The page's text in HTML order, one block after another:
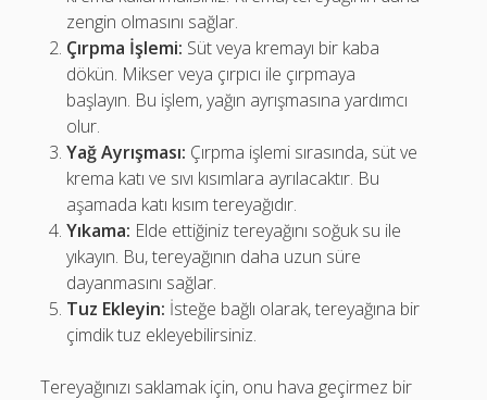
zengin olmasını sağlar.
Çırpma İşlemi: Süt veya kremayı bir kaba
dökün. Mikser veya çırpıcı ile çırpmaya
başlayın. Bu işlem, yağın ayrışmasına yardımcı
olur.
Yağ Ayrışması: Çırpma işlemi sırasında, süt ve
krema katı ve sıvı kısımlara ayrılacaktır. Bu
aşamada katı kısım tereyağıdır.
Yıkama: Elde ettiğiniz tereyağını soğuk su ile
yıkayın. Bu, tereyağının daha uzun süre
dayanmasını sağlar.
Tuz Ekleyin: İsteğe bağlı olarak, tereyağına bir
çimdik tuz ekleyebilirsiniz.
Tereyağınızı saklamak için, onu hava geçirmez bir